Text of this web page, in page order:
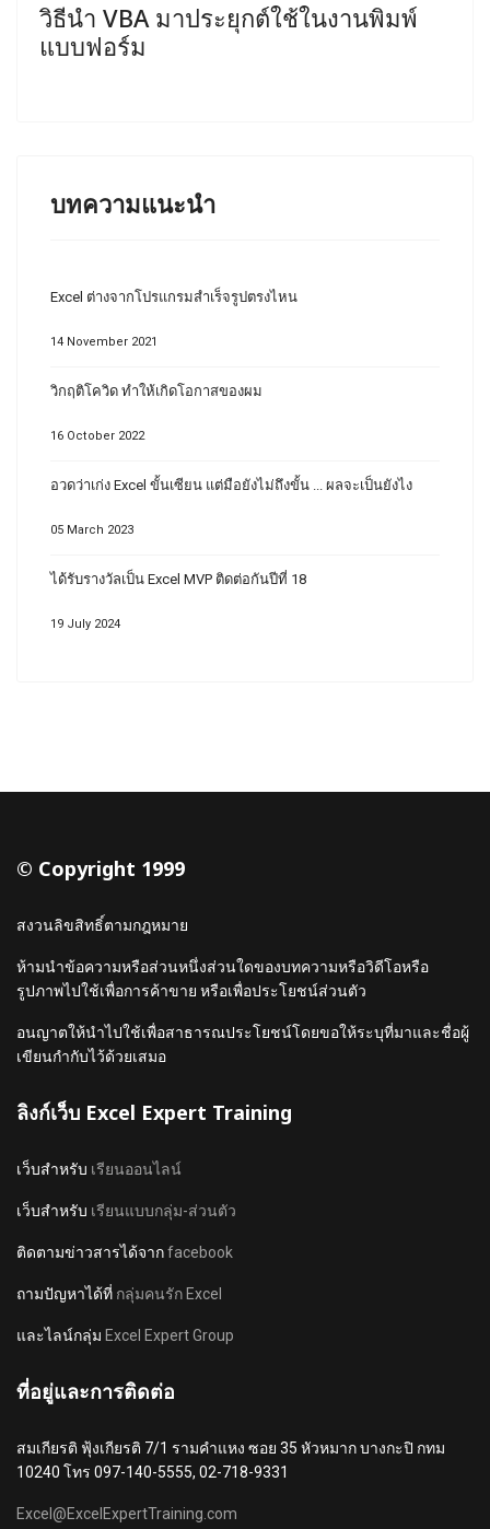
วิธีนำ VBA มาประยุกต์ใช้ในงานพิมพ์
แบบฟอร์ม
บทความแนะนำ
Excel ต่างจากโปรแกรมสำเร็จรูปตรงไหน
14 November 2021
วิกฤติโควิด ทำให้เกิดโอกาสของผม
16 October 2022
อวดว่าเก่ง Excel ขั้นเซียน แต่มือยังไม่ถึงขั้น ... ผลจะเป็นยังไง
05 March 2023
ได้รับรางวัลเป็น Excel MVP ติดต่อกันปีที่ 18
19 July 2024
© Copyright 1999
สงวนลิขสิทธิ์ตามกฎหมาย
ห้ามนำข้อความหรือส่วนหนึ่งส่วนใดของบทความหรือวิดีโอหรือ
รูปภาพไปใช้เพื่อการค้าขาย หรือเพื่อประโยชน์ส่วนตัว
อนญาตให้นำไปใช้เพื่อสาธารณประโยชน์โดยขอให้ระบุที่มาและชื่อผู้
เขียนกำกับไว้ด้วยเสมอ
ลิงก์เว็บ Excel Expert Training
เว็บสำหรับ เรียนออนไลน์
เว็บสำหรับ เรียนแบบกลุ่ม-ส่วนตัว
ติดตามข่าวสารได้จากfacebook
ถามปัญหาได้ที่ กลุ่มคนรัก Excel
และไลน์กลุ่ม Excel Expert Group
ที่อยู่และการติดต่อ
สมเกียรติ ฟุ้งเกียรติ 7/1 รามคำแหง ซอย 35 หัวหมาก บางกะปิ กทม
10240 โทร 097-140-5555, 02-718-9331
Excel@ExcelExpertTraining.com